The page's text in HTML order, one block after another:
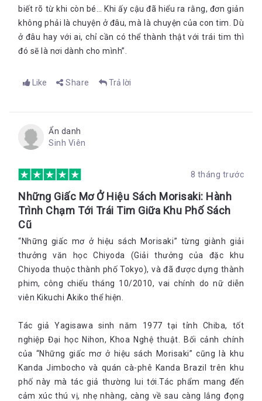
biết rõ từ khi còn bé… Khi ấy cậu đã hiểu ra rằng, đơn giản
không phải là chuyện ở đâu, mà là chuyện của con tim. Dù
ở đâu hay với ai, chỉ cần có thể thành thật với trái tim thì
đó sẽ là nơi dành cho mình”.
Like Share Trả lời
Ẩn danh
Sinh Viên
8 tháng trước
Những Giấc Mơ Ở Hiệu Sách Morisaki: Hành
Trình Chạm Tới Trái Tim Giữa Khu Phố Sách
Cũ
“Những giấc mơ ở hiệu sách Morisaki” từng giành giải
thưởng văn học Chiyoda (Giải thưởng của đặc khu
Chiyoda thuộc thành phố Tokyo), và đã được dựng thành
phim, công chiếu tháng 10/2010, vai chính do nữ diễn
viên Kikuchi Akiko thể hiện.
Tác giả Yagisawa sinh năm 1977 tại tỉnh Chiba, tốt
nghiệp Đại học Nihon, Khoa Nghệ thuật. Bối cảnh chính
của “Những giấc mơ ở hiệu sách Morisaki” cũng là khu
Kanda Jimbocho và quán cà-phê Kanda Brazil trên khu
phố này mà tác giả thường lui tới.Tác phẩm mang đến
cảm xúc thú vị, nhẹ nhàng, càng về sau càng lắng đọng